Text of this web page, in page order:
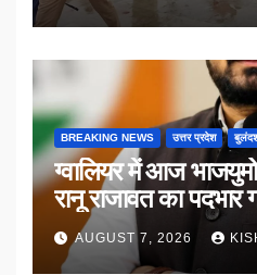
BREAKING NEWS उत्तर प्रदेश
ग्वालियर में आज
रानू राजावत का पदभार
AUGUST 7, 2026